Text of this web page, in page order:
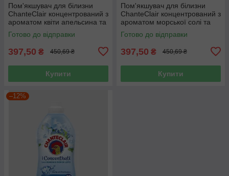
Пом'якшувач для білизни
ChanteClair концентрований з
ароматом квіти апельсина та
нарциса 1800 мл 90 прань
Готово до відправки
397,50 ₴ 450,69 ₴
Купити
Пом'якшувач для білизни
ChanteClair концентрований з
ароматом морської солі та
квітки лотоса 1800 мл 90
прань
Готово до відправки
397,50 ₴ 450,69 ₴
Купити
–12%